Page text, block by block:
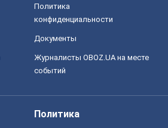
Политика
конфиденциальности
Документы
Журналисты OBOZ.UA на месте
событий
Политика